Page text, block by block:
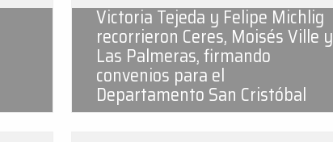
Victoria Tejeda y Felipe Michlig
recorrieron Ceres, Moisés Ville y
Las Palmeras, firmando
convenios para el
Departamento San Cristóbal